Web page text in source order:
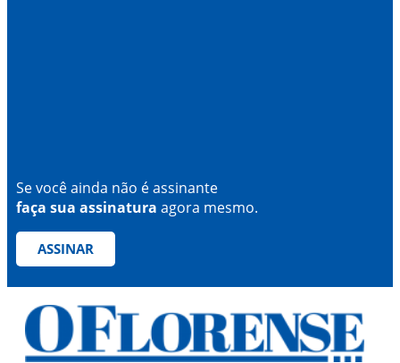
Se você ainda não é assinante
faça sua assinatura agora mesmo.
ASSINAR